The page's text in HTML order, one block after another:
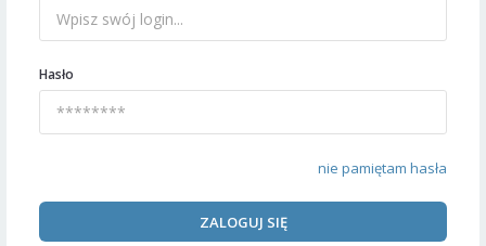
Hasło
nie pamiętam hasła
ZALOGUJ SIĘ